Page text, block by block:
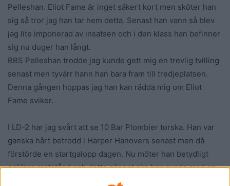
Pelleshan. Eliot Fame är inget säkert kort men sköter han
sig så tror jag han tar hem detta. Senast han vann så blev
jag lite imponerad av insatsen och i den klass han befinner
sig nu duger han långt.
BBS Pelleshan trodde jag kunde gett mig en trevlig tvilling
senast men tyvärr hann han bara fram till tredjeplatsen.
Denna gången hoppas jag han kan rädda mig om Eliot
Fame sviker.
I LD-2 har jag svårt att se 10 Bar Plombier torska. Han var
ganska hårt betrodd i Harper Hanovers senast men då
förstörde en startgalopp dagen. Nu möter han betydligt
enklare motstånd och detta gänget ska han runda med en